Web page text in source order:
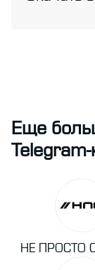
Еще
НЕ ПРОСТО